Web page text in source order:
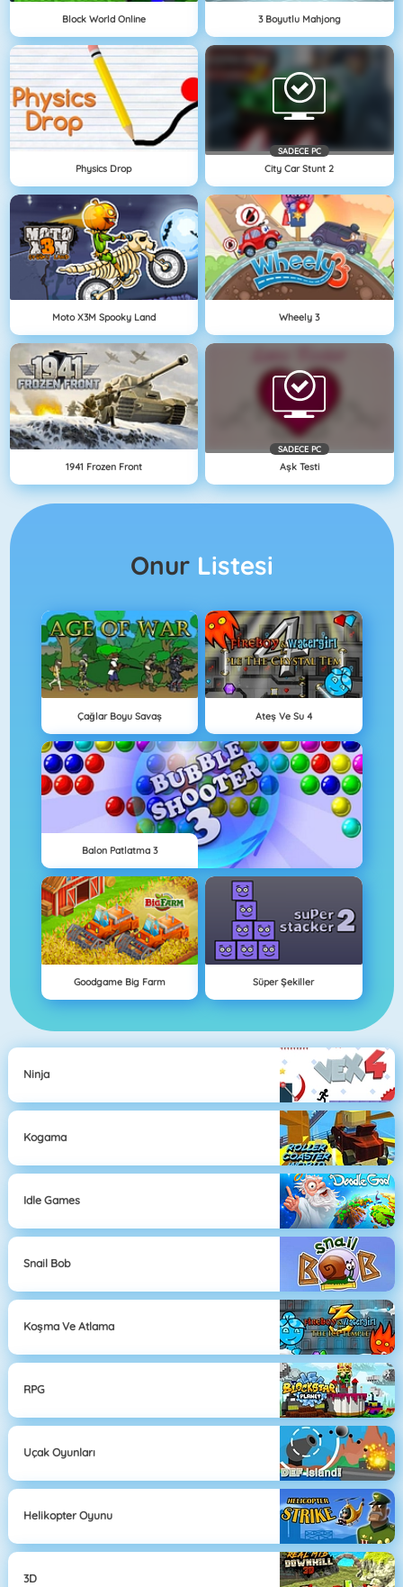
Block World Online 3 Boyutlu Mahjong
Physics Drop
SADECE PC
City Car Stunt 2
Moto X3M Spooky Land Wheely 3
1941 Frozen Front
SADECE PC
Aşk Testi
Onur Listesi
Çağlar Boyu Savaş Ateş Ve Su 4
Balon Patlatma 3
Goodgame Big Farm Süper Şekiller
Ninja
Kogama
Idle Games
Snail Bob
Koşma Ve Atlama
RPG
Uçak Oyunları
Helikopter Oyunu
3D